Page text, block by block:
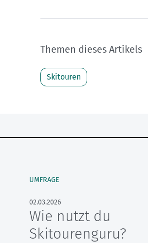
Themen dieses Artikels
Skitouren
UMFRAGE
02.03.2026
Wie nutzt du
Skitourenguru?